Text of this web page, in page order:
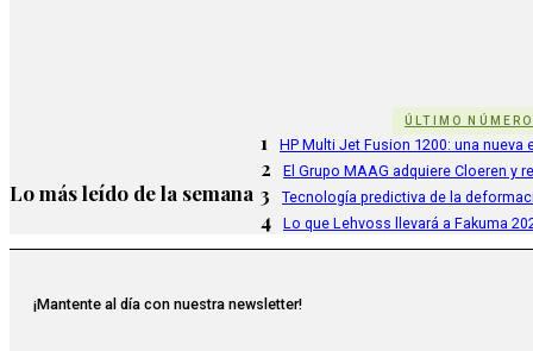
ÚLTIMO NÚMERO
Lo más leído de la semana
1 HP Multi Jet Fusion 1200: una
2 El Grupo MAAG adquiere Cloeren
3 Tecnología predictiva de la
4 Lo que Lehvoss llevará a Fakuma
¡Mantente al día con nuestra newsletter!